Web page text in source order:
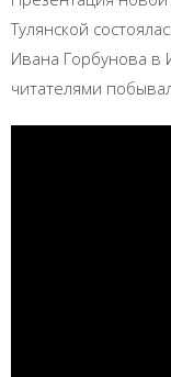
Тулянской
Ивана Горбунова в
читателями